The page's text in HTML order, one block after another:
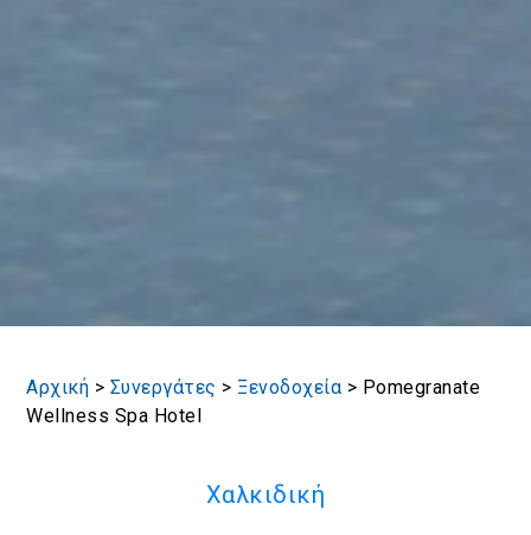
Αρχική > Συνεργάτες > Ξενοδοχεία> Pomegranate
Wellness Spa Hotel
Χαλκιδική